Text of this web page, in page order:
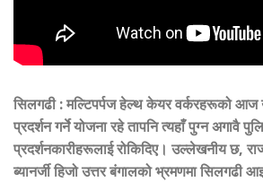
सिलगढी:मल्टिपर्पज हेल्थ केयर वर्करहरूको आज
प्रदर्शन गर्ने योजना रहे तापनि त्यहाँ पुग्न अगावै
प्रदर्शनकारीहरूलाई रोकिदिए। उल्लेखनीय छ,
ब्यानर्जी हिजो उत्तर बंगालको भ्रमणमा